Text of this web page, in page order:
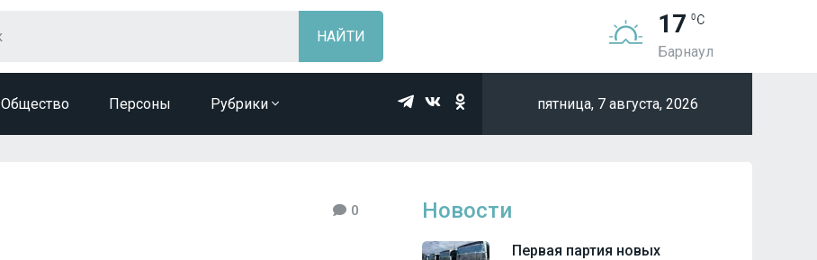
17
Барнаул
Общество Персоны Рубрики пятница, 7 августа, 2026
0 Новости
Первая партия новых